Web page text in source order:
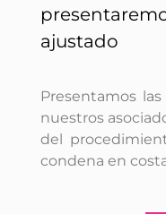
ajustado
Presentamos
nuestros
del
condena en